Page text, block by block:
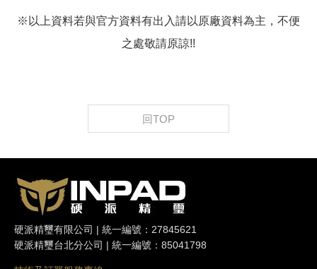
※以上資料若與官方資料有出入請以原廠資料為主，不便
之處敬請原諒!!
回TOP
硬派精璽有限公司 | 統一編號：27845621
硬派精璽台北分公司 | 統一編號：85041798